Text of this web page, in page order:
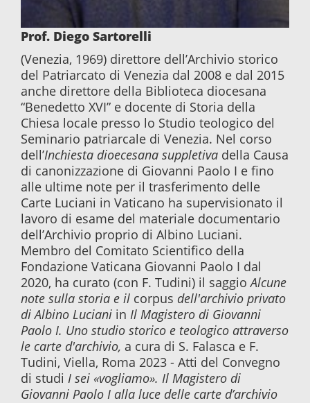
Prof. Diego Sartorelli
(Venezia, 1969) direttore dell’Archivio storico
del Patriarcato di Venezia dal 2008 e dal 2015
anche direttore della Biblioteca diocesana
“Benedetto XVI” e docente di Storia della
Chiesa locale presso lo Studio teologico del
Seminario patriarcale di Venezia. Nel corso
dell’Inchiesta dioecesana suppletiva della Causa
di canonizzazione di Giovanni Paolo I e fino
alle ultime note per il trasferimento delle
Carte Luciani in Vaticano ha supervisionato il
lavoro di esame del materiale documentario
dell’Archivio proprio di Albino Luciani.
Membro del Comitato Scientifico della
Fondazione Vaticana Giovanni Paolo I dal
2020, ha curato (con F. Tudini) il saggioAlcune
note sulla storia e il corpus dell'archivio privato
di Albino Luciani in Il Magistero di Giovanni
Paolo I. Uno studio storico e teologico attraverso
le carte d'archivio, a cura di S. Falasca e F.
Tudini, Viella, Roma 2023 - Atti del Convegno
di studi I sei «vogliamo». Il Magistero di
Giovanni Paolo I alla luce delle carte d’archivio